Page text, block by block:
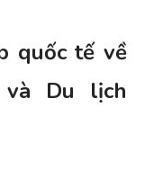
quốc tế về
Du lịch